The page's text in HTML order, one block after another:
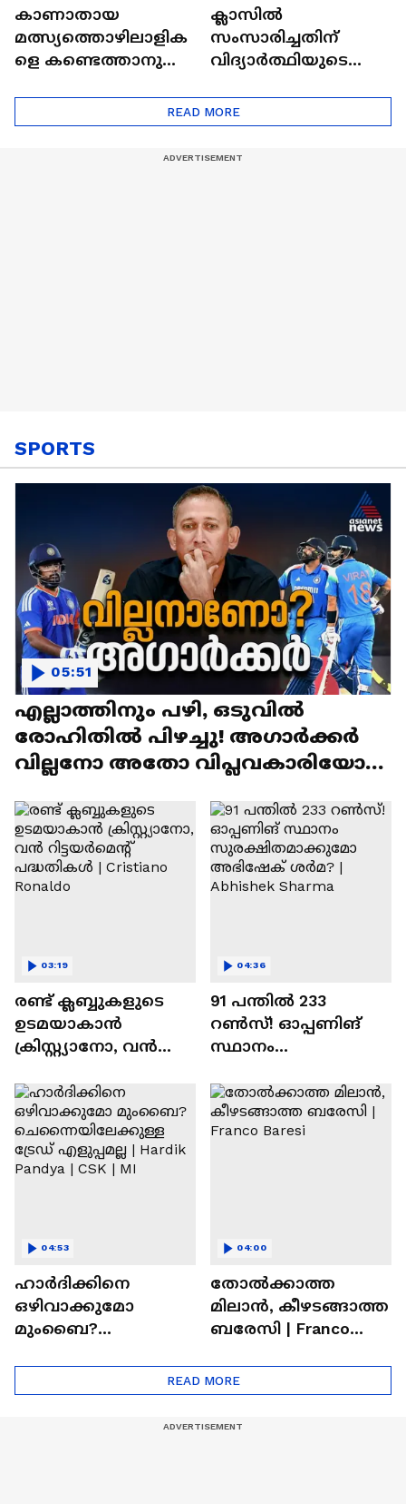
കാണാതായ
മത്സ്യത്തൊഴിലാളിക
ളെ കണ്ടെത്താനുള്ള
നടത്തുമെന്ന് മന്ത്രി
എ.പി.അനിൽകുമാർ
ക്ലാസിൽ
സംസാരിച്ചതിന്
വിദ്യാര്‍ത്ഥിയുടെ
അധ്യാപകന്
സസ്പെൻഷൻ |
READ MORE
SPORTS
എല്ലാത്തിനും പഴി, ഒടുവില്‍
രോഹിതില്‍ പിഴച്ചു! അഗാര്‍ക്കർ
വില്ലനോ അതോ വിപ്ലവകാരിയോ? |
05:51
രണ്ട്‌ ക്ലബ്ബുകളുടെ
ഉടമയാകാന്‍
ക്രിസ്റ്റ്യാനോ, വന്‍
പദ്ധതികള്‍ | Cristiano
Ronaldo
03:19
91 പന്തില്‍ 233
റണ്‍സ്! ഓപ്പണിങ്
സ്ഥാനം
അഭിഷേക് ശർമ? |
Abhishek Sharma
04:36
ഹാർദിക്കിനെ
ഒഴിവാക്കുമോ
മുംബൈ?
Hardik Pandya | CSK |
04:53
തോല്‍ക്കാത്ത
മിലാന്‍, കീഴടങ്ങാത്ത
ബരേസി | Franco
04:00
READ MORE